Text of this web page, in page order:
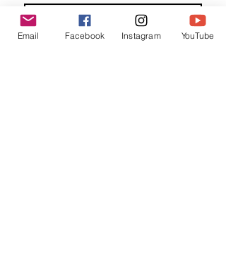
E-mail *
Email Facebook Instagram YouTube